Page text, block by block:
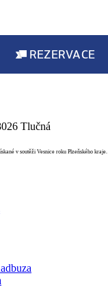
REZERVACE
Tlučná
v soutěži Vesnice roku Plzeňského kraje.